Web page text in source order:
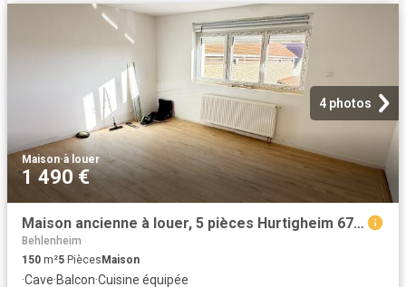
4 photos
Maison·à louer
1 490 €
Maison ancienne à louer, 5 pièces Hurtigheim 67117
Behlenheim
150 m²5 PiècesMaison
·Cave·Balcon·Cuisine équipée